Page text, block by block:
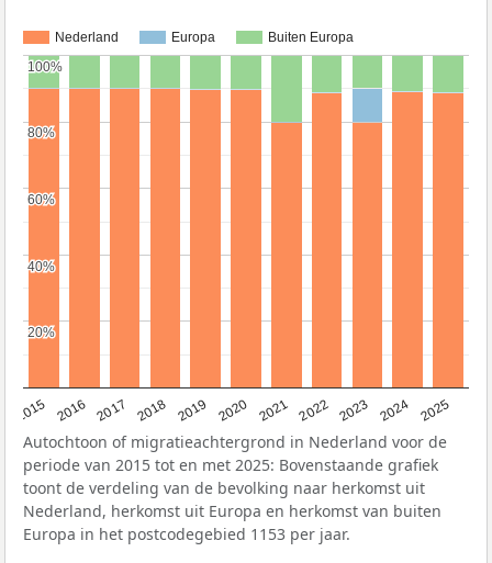
Nederland Europa Buiten Europa
2015 2016 2017 2018 2019 2020 2021 2022 2023 2024 2025
20%
20%
40%
40%
60%
60%
80%
80%
100%
100%
Autochtoon of migratieachtergrond in Nederland voor de
periode van 2015 tot en met 2025: Bovenstaande grafiek
toont de verdeling van de bevolking naar herkomst uit
Nederland, herkomst uit Europa en herkomst van buiten
Europa in het postcodegebied 1153 per jaar.